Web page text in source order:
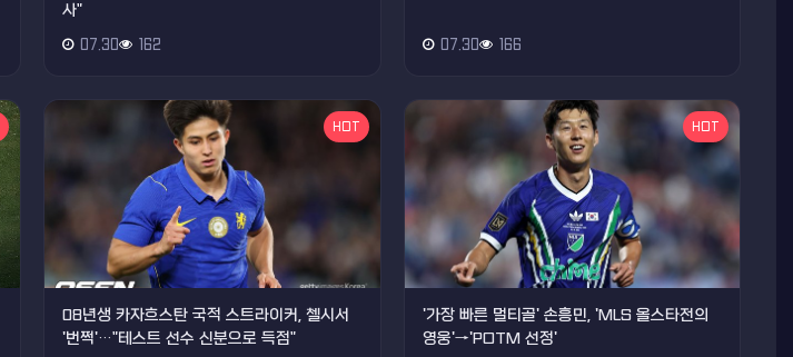
사"
07.30 162 07.30 166
HOT
08년생 카자흐스탄 국적 스트라이커, 첼시서
'번쩍'…"테스트 선수 신분으로 득점"
HOT
'가장 빠른 멀티골' 손흥민, 'MLS 올스타전의
영웅'→'POTM 선정'